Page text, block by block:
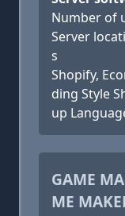
Number of
Server
s
Shopify,
ding Style
up
GAME
ME